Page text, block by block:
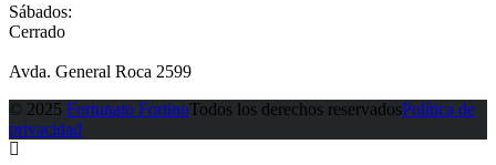
Sábados:
Cerrado
Avda. General Roca 2599
© 2025 Fortunato FortinoTodos los derechos reservadosPolítica de
privacidad